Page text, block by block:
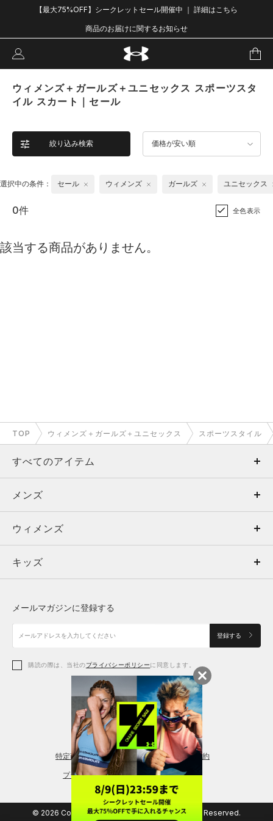
【最大75%OFF】シークレットセール開催中 ｜ 詳細はこちら
商品のお届けに関するお知らせ
ウィメンズ＋ガールズ＋ユニセックス スポーツスタ
イル スカート｜セール
絞り込み検索 価格が安い順
選択中の条件： セール ウィメンズ ガールズ ユニセックス
0件 全色表示
該当する商品がありません。
TOP ウィメンズ＋ガールズ＋ユニセックス スポーツスタイル
すべてのアイテム
メンズ
ウィメンズ
キッズ
アクセサリー
メンズ
トップス
ボトムス
アクセサリー
ウィメンズ
トップス
シューズ
アクセサリー
レギンス＆タイツ
キッズ
シューズ
メールマガジンに登録する
登録する
購読の際は、当社のプライバシーポリシーに同意します。
特定商取引法に基づく通販の表記 会員規約
プライバシーポリシー
© 2026 Copyright DOME Corporation. All Rights Reserved.